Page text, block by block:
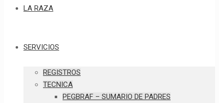
LA RAZA
SERVICIOS
REGISTROS
TECNICA
PEGBRAF – SUMARIO DE PADRES